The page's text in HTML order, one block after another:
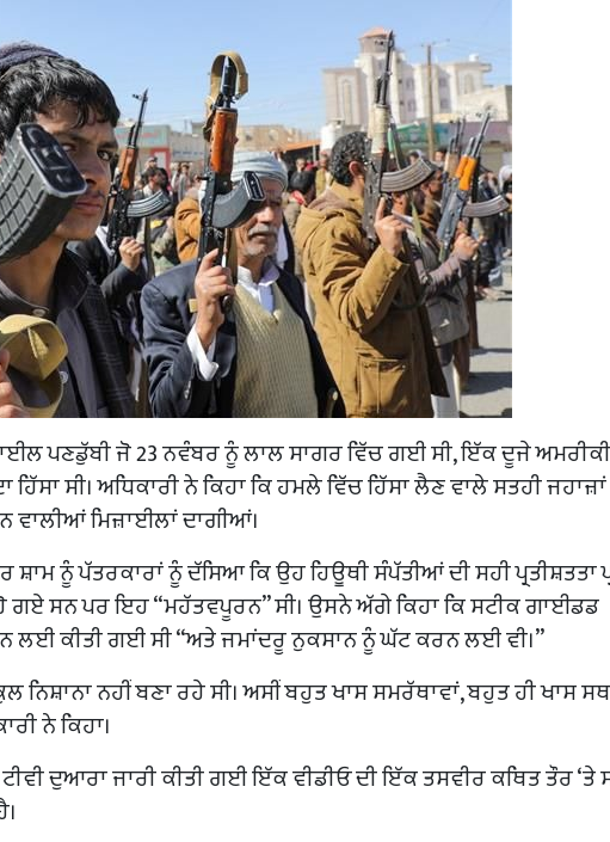
ਪਣਡੁੱਬੀ ਜੋ 23 ਨਵੰਬਰ ਨੂੰ ਲਾਲ ਸਾਗਰ ਵਿੱਚ ਗਈ ਸੀ, ਇੱਕ ਦੂਜੇ ਅਮਰੀਕੀ
ਸੀ। ਅਧਿਕਾਰੀ ਨੇ ਕਿਹਾ ਕਿ ਹਮਲੇ ਵਿੱਚ ਹਿੱਸਾ ਲੈਣ ਵਾਲੇ ਸਤਹੀ
ਵਾਲੀਆਂ ਮਿਜ਼ਾਈਲਾਂ ਦਾਗੀਆਂ।
ਨੂੰ ਪੱਤਰਕਾਰਾਂ ਨੂੰ ਦੱਸਿਆ ਕਿ ਉਹ ਹਿਊਥੀ ਸੰਪੱਤੀਆਂ ਦੀ ਸਹੀ ਪ੍ਰਤੀਸ਼ਤਤਾ
ਸਨ ਪਰ ਇਹ “ਮਹੱਤਵਪੂਰਨ” ਸੀ। ਉਸਨੇ ਅੱਗੇ ਕਿਹਾ ਕਿ ਸਟੀਕ ਗਾਈਡਡ
ਲਈ ਕੀਤੀ ਗਈ ਸੀ “ਅਤੇ ਜਮਾਂਦਰੂ ਨੁਕਸਾਨ ਨੂੰ ਘੱਟ ਕਰਨ ਲਈ ਵੀ।”
ਨਹੀਂ ਬਣਾ ਰਹੇ ਸੀ। ਅਸੀਂ ਬਹੁਤ ਖਾਸ ਸਮਰੱਥਾਵਾਂ, ਬਹੁਤ ਹੀ ਖਾਸ
ਨੇ ਕਿਹਾ।
ਦੁਆਰਾ ਜਾਰੀ ਕੀਤੀ ਗਈ ਇੱਕ ਵੀਡੀਓ ਦੀ ਇੱਕ ਤਸਵੀਰ ਕਥਿਤ ਤੌਰ ‘ਤੇ